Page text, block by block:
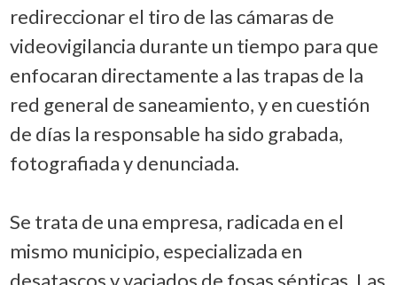
redireccionar el tiro de las cámaras de
videovigilancia durante un tiempo para que
enfocaran directamente a las trapas de la
red general de saneamiento, y en cuestión
de días la responsable ha sido grabada,
fotografiada y denunciada.
Se trata de una empresa, radicada en el
mismo municipio, especializada en
desatascos y vaciados de fosas sépticas. Las